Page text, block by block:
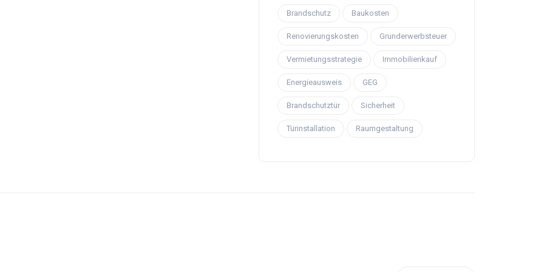
Brandschutz Baukosten
Renovierungskosten Grunderwerbsteuer
Vermietungsstrategie Immobilienkauf
Energieausweis GEG
Brandschutztür Sicherheit
Türinstallation Raumgestaltung